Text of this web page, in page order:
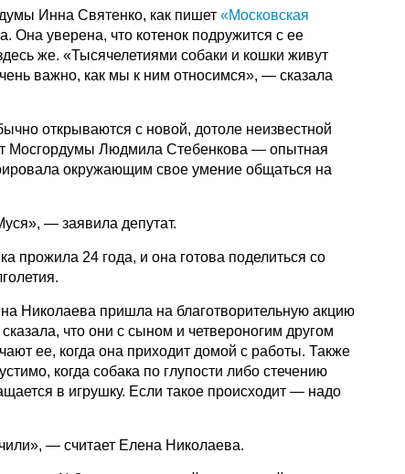
Инна Святенко, как пишет«Московская
Она уверена, что котенок подружится с ее
же. «Тысячелетиями собаки и кошки живут
важно, как мы к ним относимся», — сказала
открываются с новой, дотоле неизвестной
Мосгордумы Людмила Стебенкова — опытная
окружающим свое умение общаться на
— заявила депутат.
прожила 24 года, и она готова поделиться со
Николаева пришла на благотворительную акцию
что они с сыном и четвероногим другом
ее, когда она приходит домой с работы. Также
когда собака по глупости либо стечению
в игрушку. Если такое происходит — надо
— считает Елена Николаева.